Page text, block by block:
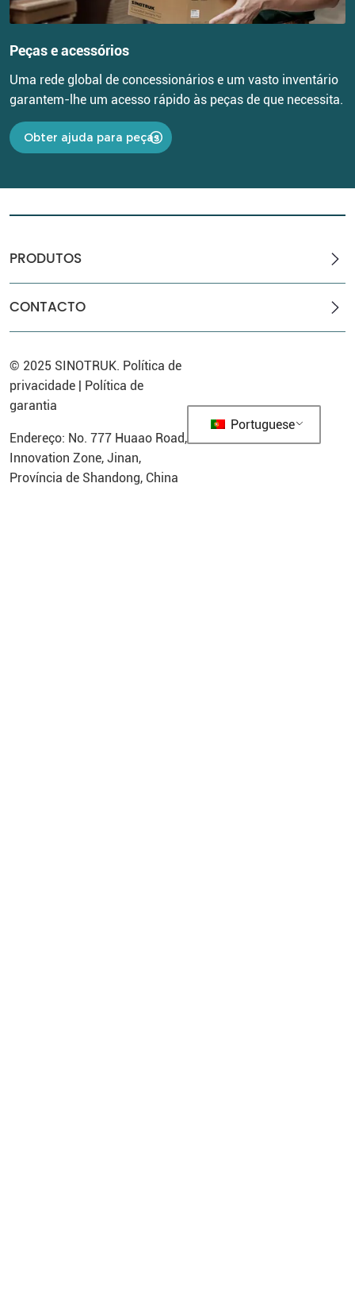
Peças e acessórios
Uma rede global de concessionários e um vasto inventário
garantem-lhe um acesso rápido às peças de que necessita.
Obter ajuda para peças
PRODUTOS
CONTACTO
© 2025 SINOTRUK. Política de
privacidade| Política de
garantia
Endereço: No. 777 Huaao Road,
Innovation Zone, Jinan,
Província de Shandong, China
Portuguese